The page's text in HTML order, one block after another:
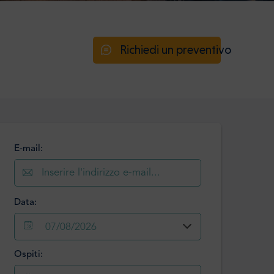
Richiedi un preventivo
E-mail:
Data:
07/08/2026
Ospiti: